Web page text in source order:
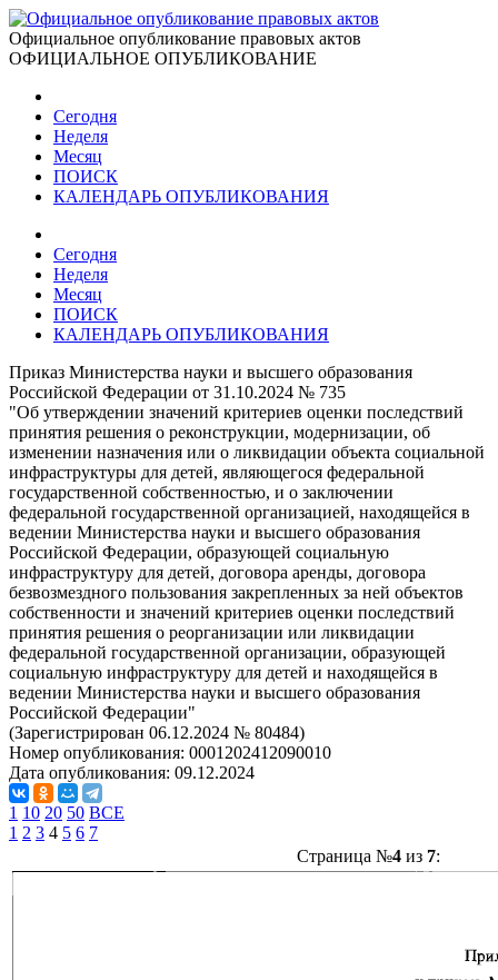
Официальное опубликование правовых актов
ОФИЦИАЛЬНОЕ ОПУБЛИКОВАНИЕ
Сегодня
Неделя
Месяц
ПОИСК
КАЛЕНДАРЬ ОПУБЛИКОВАНИЯ
Сегодня
Неделя
Месяц
ПОИСК
КАЛЕНДАРЬ ОПУБЛИКОВАНИЯ
Приказ Министерства науки и высшего образования
Российской Федерации от 31.10.2024 № 735
"Об утверждении значений критериев оценки последствий
принятия решения о реконструкции, модернизации, об
изменении назначения или о ликвидации объекта социальной
инфраструктуры для детей, являющегося федеральной
государственной собственностью, и о заключении
федеральной государственной организацией, находящейся в
ведении Министерства науки и высшего образования
Российской Федерации, образующей социальную
инфраструктуру для детей, договора аренды, договора
безвозмездного пользования закрепленных за ней объектов
собственности и значений критериев оценки последствий
принятия решения о реорганизации или ликвидации
федеральной государственной организации, образующей
социальную инфраструктуру для детей и находящейся в
ведении Министерства науки и высшего образования
Российской Федерации"
(Зарегистрирован 06.12.2024 № 80484)
Номер опубликования: 0001202412090010
Дата опубликования: 09.12.2024
1 10 20 50 ВСЕ
1 2 3 4 5 6 7
Страница №4из 7: